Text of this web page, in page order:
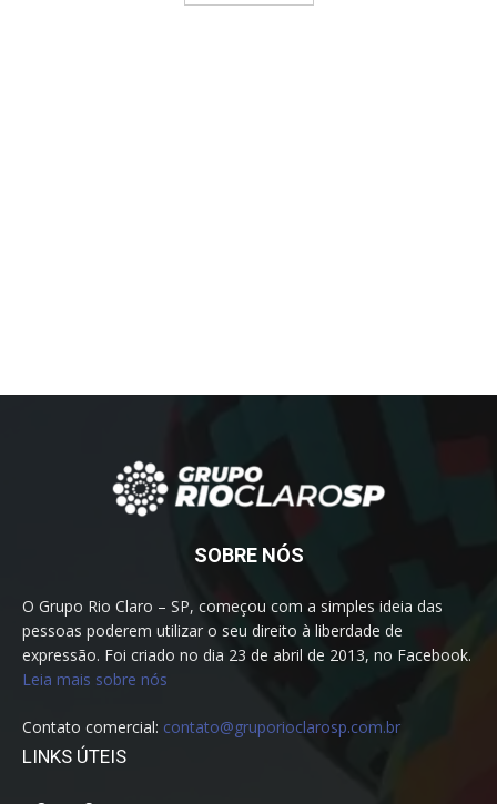
SOBRE NÓS
O Grupo Rio Claro – SP, começou com a simples ideia das
pessoas poderem utilizar o seu direito à liberdade de
expressão. Foi criado no dia 23 de abril de 2013, no Facebook.
Leia mais sobre nós
Contato comercial: contato@gruporioclarosp.com.br
LINKS ÚTEIS